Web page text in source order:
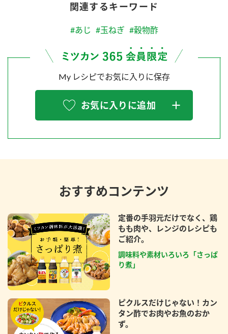
関連するキーワード
#あじ #玉ねぎ #穀物酢
My レシピでお気に入りに保存
お気に入りに追加
おすすめコンテンツ
定番の手羽元だけでなく、鶏
もも肉や、レンジのレシピも
ご紹介。
調味料や素材いろいろ「さっぱ
り煮」
ピクルスだけじゃない！カン
タン酢でお肉やお魚のおか
ず。